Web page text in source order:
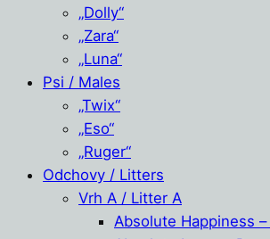
„Dolly“
„Zara“
„Luna“
Psi / Males
„Twix“
„Eso“
„Ruger“
Odchovy / Litters
Vrh A / Litter A
Absolute Happiness –